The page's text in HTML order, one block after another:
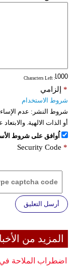
: Characters Left
إلزامي *
شروط الاستخدام
شروط النشر: عدم
أو الذات الالهية.
اُوافق على شروط
Security Code *
أرسل التعليق
المزيد من
اضطراب الملاحة